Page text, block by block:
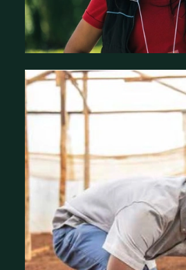
Histoires d'impact